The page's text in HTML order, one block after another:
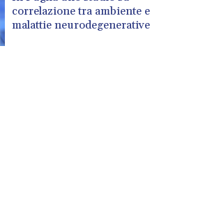
correlazione tra ambiente e
malattie neurodegenerative